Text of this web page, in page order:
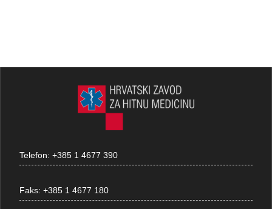
Telefon:+385 1 4677 390
Faks:+385 1 4677 180